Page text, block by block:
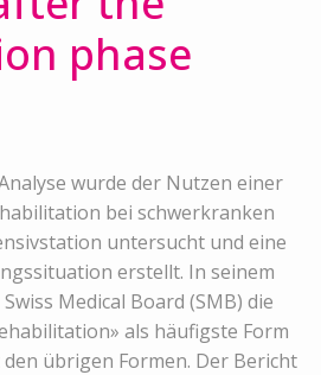
phase
wurde der Nutzen einer
bei schwerkranken
untersucht und eine
erstellt. In seinem
Medical Board (SMB) die
als häufigste Form
übrigen Formen. Der Bericht